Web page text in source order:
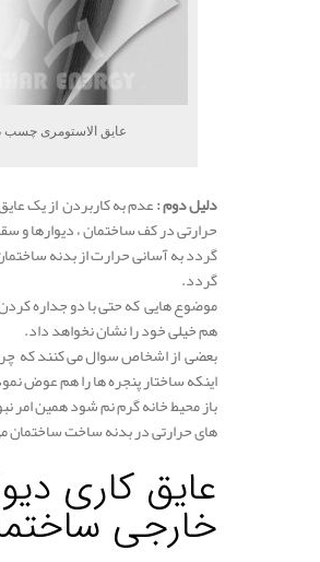
عایق الاستومری چسب
دلیل دوم :عدم به کاربردن از یک
حرارتی در کف ساختمان ، دیوارها
گردد به آسانی حرارت از بدنه
گردد.
موضوع هایی که حتی با دو جداره
هم خیلی خود را نشان نخواهد داد.
بعضی از اشخاص سوال می کنند که چرا
اینکه ساختار پنجره ها را هم عوض
باز محیط خانه گرم نم شود همین امر
های حرارتی در بدنه ساخت ساختمان
عایق کاری
خارجی